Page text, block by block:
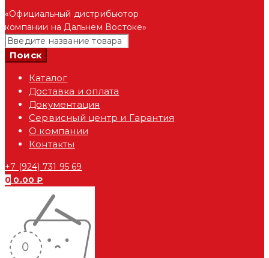
«Официальный дистрибьютор
компании на Дальнем Востоке»
Каталог
Доставка и оплата
Документация
Сервисный центр и Гарантия
О компании
Контакты
+7 (924) 731 95 69
0 0.00₽